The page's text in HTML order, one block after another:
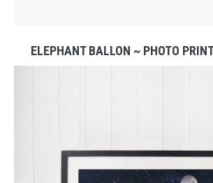
ELEPHANT BALLON ~ PHOTO